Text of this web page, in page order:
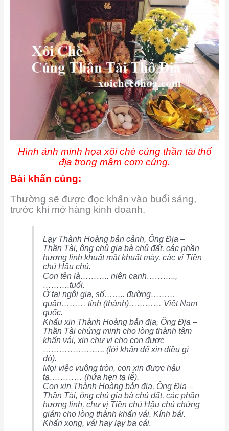
Hình ảnh minh họa xôi chè cúng thần tài thổ
địa trong mâm cơm cúng.
Bài khấn cúng:
Thường sẽ được đọc khấn vào buổi sáng,
trước khi mở hàng kinh doanh.
Lạy Thành Hoàng bản cảnh, Ông Địa –
Thần Tài, ông chủ gia bà chủ đất, các phần
hương linh khuất mặt khuất mày, các vị Tiền
chủ Hậu chủ.
Con tên là……….. niên canh………..,
……….tuổi.
Ở tại ngôi gia, số…….. đường………
quận……… tỉnh (thành)………… Việt Nam
quốc.
Khấu xin Thành Hoàng bản địa, Ông Địa –
Thần Tài chứng minh cho lòng thành tâm
khấn vái, xin chư vị cho con được
………………….. (lời khấn để xin điều gì
đó).
Mọi việc vuông tròn, con xin được hậu
tạ………… (hứa hẹn tạ lễ).
Con xin Thành Hoàng bản địa, Ông Địa –
Thần Tài, ông chủ gia bà chủ đất, các phần
hương linh, chư vị Tiền chủ Hậu chủ chứng
giám cho lòng thành khấn vái. Kính bái.
Khấn xong, vái hay lạy ba cái.